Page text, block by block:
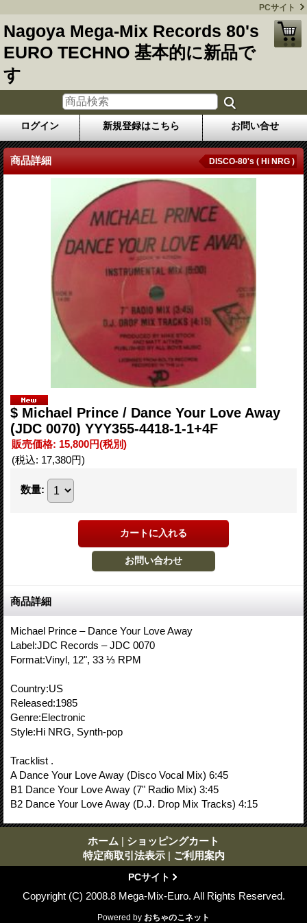
PCサイト
Nagoya Mega-Mix Records 80's
EURO TECHNO 基本的に新品で
す
ログイン 新規登録はこちら お問い合せ
商品詳細 DISCO-80's ( Hi NRG )
$ Michael Prince / Dance Your Love Away
(JDC 0070) YYY355-4418-1-1+4F
販売価格: 15,800円(税別)
(税込: 17,380円)
数量:
商品詳細
Michael Prince – Dance Your Love Away
Label:JDC Records – JDC 0070
Format:Vinyl, 12", 33 ⅓ RPM
Country:US
Released:1985
Genre:Electronic
Style:Hi NRG, Synth-pop
Tracklist .
A Dance Your Love Away (Disco Vocal Mix) 6:45
B1 Dance Your Love Away (7" Radio Mix) 3:45
B2 Dance Your Love Away (D.J. Drop Mix Tracks) 4:15
ホーム | ショッピングカート
特定商取引法表示 | ご利用案内
PCサイト
Copyright (C) 2008.8 Mega-Mix-Euro. All Rights Reserved.
Powered by おちゃのこネット